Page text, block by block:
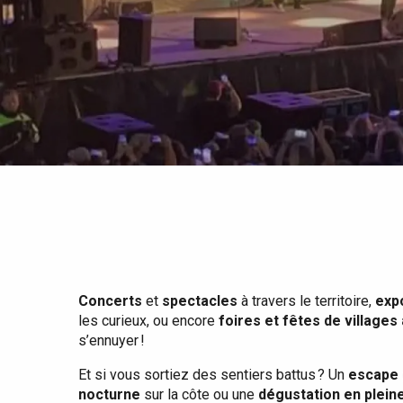
Tout l'agenda
Eté
Quand il pleut
Avec les enfants
Entre amis
Lieux branchés
Meilleurs brunch
Restaurants avec vue
Séjours en bord de
mer
Séjours en train
Concerts et spectacles à travers le territoire,
les curieux, ou encore foires et fêtes de villages
s’ennuyer !
Et si vous sortiez des sentiers battus ? Un escape
nocturne sur la côte ou une dégustation en